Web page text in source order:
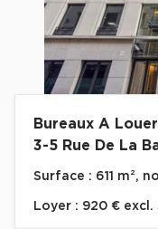
Bureaux A Louer
3-5 Rue De La
Surface : 611 m²,
Loyer : 920 € excl.